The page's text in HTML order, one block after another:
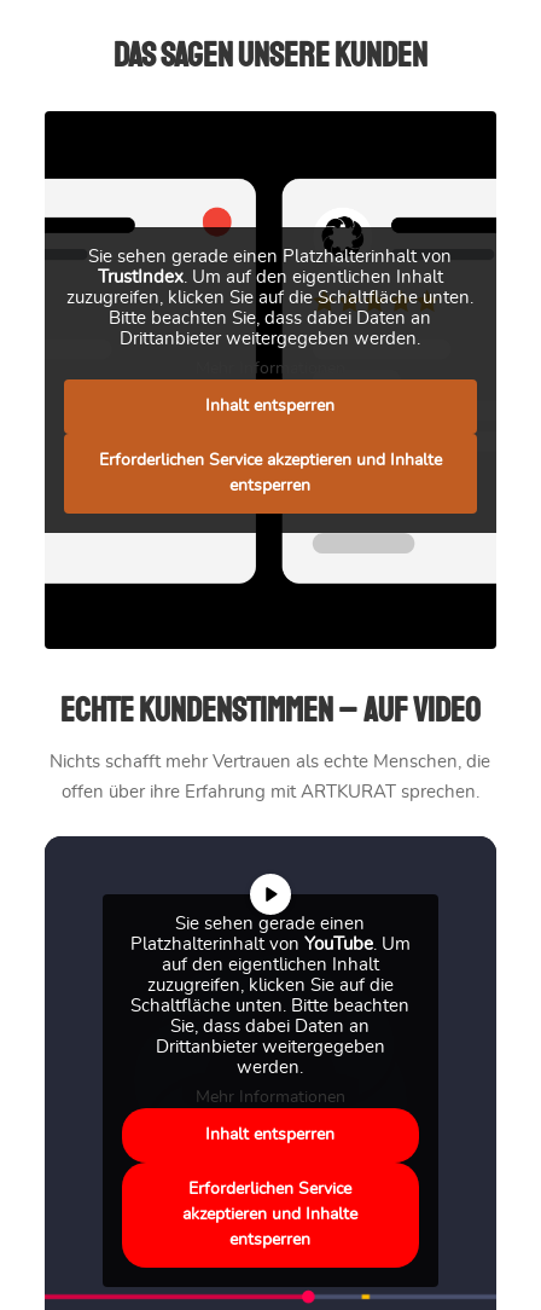
Das sagen unsere Kunden
Sie sehen gerade einen Platzhalterinhalt von
TrustIndex. Um auf den eigentlichen Inhalt
zuzugreifen, klicken Sie auf die Schaltfläche unten.
Bitte beachten Sie, dass dabei Daten an
Drittanbieter weitergegeben werden.
Mehr Informationen
Inhalt entsperren
Erforderlichen Service akzeptieren und Inhalte
entsperren
Echte Kundenstimmen – auf Video
Nichts schafft mehr Vertrauen als echte Menschen, die
offen über ihre Erfahrung mit ARTKURAT sprechen.
Sie sehen gerade einen
Platzhalterinhalt von YouTube. Um
auf den eigentlichen Inhalt
zuzugreifen, klicken Sie auf die
Schaltfläche unten. Bitte beachten
Sie, dass dabei Daten an
Drittanbieter weitergegeben
werden.
Mehr Informationen
Inhalt entsperren
Erforderlichen Service
akzeptieren und Inhalte
entsperren